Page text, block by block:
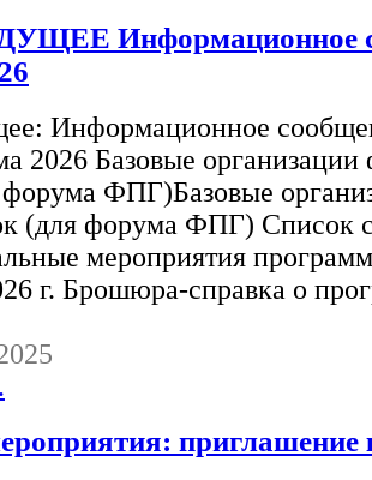
Информационное
Информационное
2026 Базовые
форума ФПГ)Базовые
(для форума ФПГ) Список
мероприятия
г. Брошюра-справка о
приглашение